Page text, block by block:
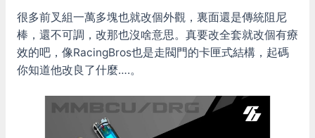
很多前叉組一萬多塊也就改個外觀，裏面還是傳統阻尼
棒，還不可調，改那也沒啥意思。真要改全套就改個有療
效的吧，像RacingBros也是走閥門的卡匣式結構，起碼
你知道他改良了什麼….。